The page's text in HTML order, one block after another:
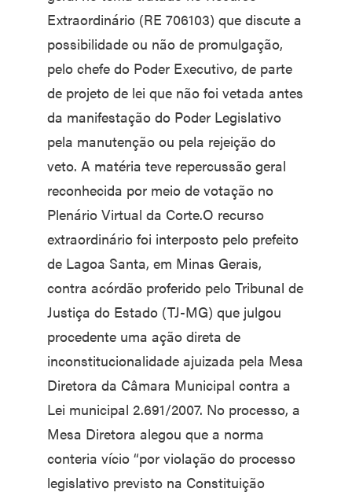
Extraordinário (RE 706103) que discute a
possibilidade ou não de promulgação,
pelo chefe do Poder Executivo, de parte
de projeto de lei que não foi vetada antes
da manifestação do Poder Legislativo
pela manutenção ou pela rejeição do
veto. A matéria teve repercussão geral
reconhecida por meio de votação no
Plenário Virtual da Corte.O recurso
extraordinário foi interposto pelo prefeito
de Lagoa Santa, em Minas Gerais,
contra acórdão proferido pelo Tribunal de
Justiça do Estado (TJ-MG) que julgou
procedente uma ação direta de
inconstitucionalidade ajuizada pela Mesa
Diretora da Câmara Municipal contra a
Lei municipal 2.691/2007. No processo, a
Mesa Diretora alegou que a norma
conteria vício “por violação do processo
legislativo previsto na Constituição